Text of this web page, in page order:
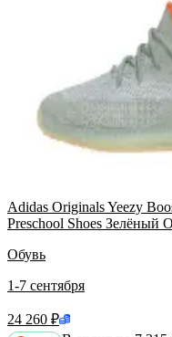
Adidas Originals Yeezy
Preschool Shoes Зелёный
Обувь
1-7 сентября
24 260 ₽